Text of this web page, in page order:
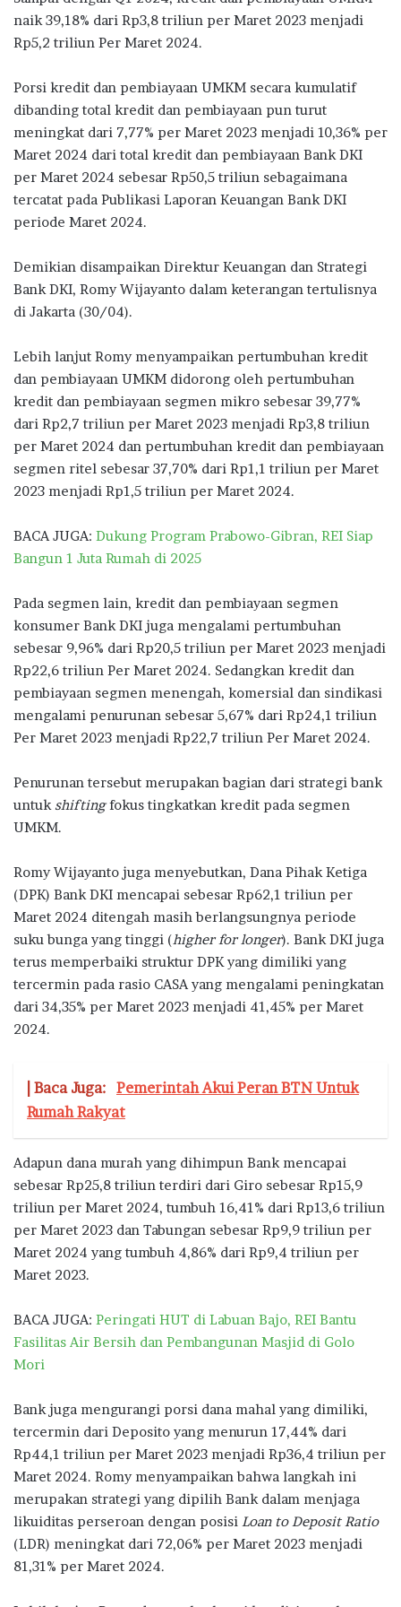
o
o
k
r
A
p
p
ra
m
naik 39,18% dari Rp3,8 triliun per Maret 2023 menjadi
Rp5,2 triliun Per Maret 2024.
Porsi kredit dan pembiayaan UMKM secara kumulatif
dibanding total kredit dan pembiayaan pun turut
meningkat dari 7,77% per Maret 2023 menjadi 10,36% per
Maret 2024 dari total kredit dan pembiayaan Bank DKI
per Maret 2024 sebesar Rp50,5 triliun sebagaimana
tercatat pada Publikasi Laporan Keuangan Bank DKI
periode Maret 2024.
Demikian disampaikan Direktur Keuangan dan Strategi
Bank DKI, Romy Wijayanto dalam keterangan tertulisnya
di Jakarta (30/04).
Lebih lanjut Romy menyampaikan pertumbuhan kredit
dan pembiayaan UMKM didorong oleh pertumbuhan
kredit dan pembiayaan segmen mikro sebesar 39,77%
dari Rp2,7 triliun per Maret 2023 menjadi Rp3,8 triliun
per Maret 2024 dan pertumbuhan kredit dan pembiayaan
segmen ritel sebesar 37,70% dari Rp1,1 triliun per Maret
2023 menjadi Rp1,5 triliun per Maret 2024.
BACA JUGA: Dukung Program Prabowo-Gibran, REI Siap
Bangun 1 Juta Rumah di 2025
Pada segmen lain, kredit dan pembiayaan segmen
konsumer Bank DKI juga mengalami pertumbuhan
sebesar 9,96% dari Rp20,5 triliun per Maret 2023 menjadi
Rp22,6 triliun Per Maret 2024. Sedangkan kredit dan
pembiayaan segmen menengah, komersial dan sindikasi
mengalami penurunan sebesar 5,67% dari Rp24,1 triliun
Per Maret 2023 menjadi Rp22,7 triliun Per Maret 2024.
Penurunan tersebut merupakan bagian dari strategi bank
untuk shiftingfokus tingkatkan kredit pada segmen
UMKM.
Romy Wijayanto juga menyebutkan, Dana Pihak Ketiga
(DPK) Bank DKI mencapai sebesar Rp62,1 triliun per
Maret 2024 ditengah masih berlangsungnya periode
suku bunga yang tinggi (higher for longer). Bank DKI juga
terus memperbaiki struktur DPK yang dimiliki yang
tercermin pada rasio CASA yang mengalami peningkatan
dari 34,35% per Maret 2023 menjadi 41,45% per Maret
2024.
| Baca Juga: Pemerintah Akui Peran BTN Untuk
Rumah Rakyat
Adapun dana murah yang dihimpun Bank mencapai
sebesar Rp25,8 triliun terdiri dari Giro sebesar Rp15,9
triliun per Maret 2024, tumbuh 16,41% dari Rp13,6 triliun
per Maret 2023 dan Tabungan sebesar Rp9,9 triliun per
Maret 2024 yang tumbuh 4,86% dari Rp9,4 triliun per
Maret 2023.
BACA JUGA: Peringati HUT di Labuan Bajo, REI Bantu
Fasilitas Air Bersih dan Pembangunan Masjid di Golo
Mori
Bank juga mengurangi porsi dana mahal yang dimiliki,
tercermin dari Deposito yang menurun 17,44% dari
Rp44,1 triliun per Maret 2023 menjadi Rp36,4 triliun per
Maret 2024. Romy menyampaikan bahwa langkah ini
merupakan strategi yang dipilih Bank dalam menjaga
likuiditas perseroan dengan posisi Loan to Deposit Ratio
(LDR) meningkat dari 72,06% per Maret 2023 menjadi
81,31% per Maret 2024.